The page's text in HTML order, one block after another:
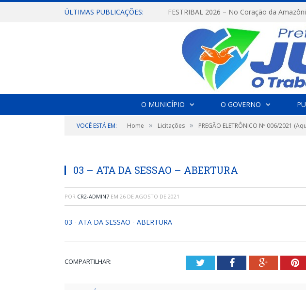
ÚLTIMAS PUBLICAÇÕES:
O MUNICÍPIO O GOVERNO
VOCÊ ESTÁ EM: Home » Licitações » PREGÃO ELETRÔNICO Nº 006/2021
03 – ATA DA SESSAO – ABERTURA
POR CR2-ADMIN7 EM 26 DE AGOSTO DE 2021
03 - ATA DA SESSAO - ABERTURA
COMPARTILHAR: TwitterFacebookGoogle+